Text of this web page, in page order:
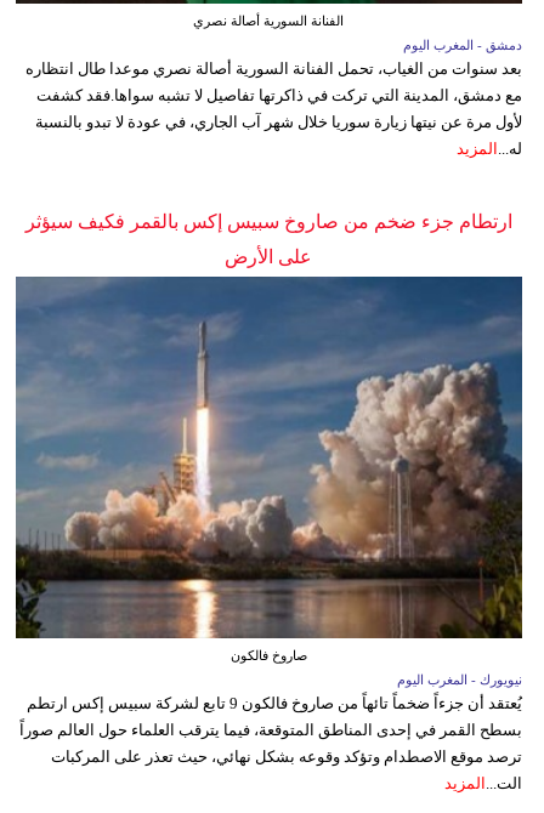
الفنانة السورية أصالة نصري
دمشق - المغرب اليوم
بعد سنوات من الغياب، تحمل الفنانة السورية أصالة نصري موعدا طال انتظاره
مع دمشق، المدينة التي تركت في ذاكرتها تفاصيل لا تشبه سواها.فقد كشفت
لأول مرة عن نيتها زيارة سوريا خلال شهر آب الجاري، في عودة لا تبدو بالنسبة
له... المزيد
ارتطام جزء ضخم من صاروخ سبيس إكس بالقمر فكيف سيؤثر
على الأرض
صاروخ فالكون
نيويورك - المغرب اليوم
يُعتقد أن جزءاً ضخماً تائهاً من صاروخ فالكون 9 تابع لشركة سبيس إكس ارتطم
بسطح القمر في إحدى المناطق المتوقعة، فيما يترقب العلماء حول العالم صوراً
ترصد موقع الاصطدام وتؤكد وقوعه بشكل نهائي، حيث تعذر على المركبات
الت...
المزيد